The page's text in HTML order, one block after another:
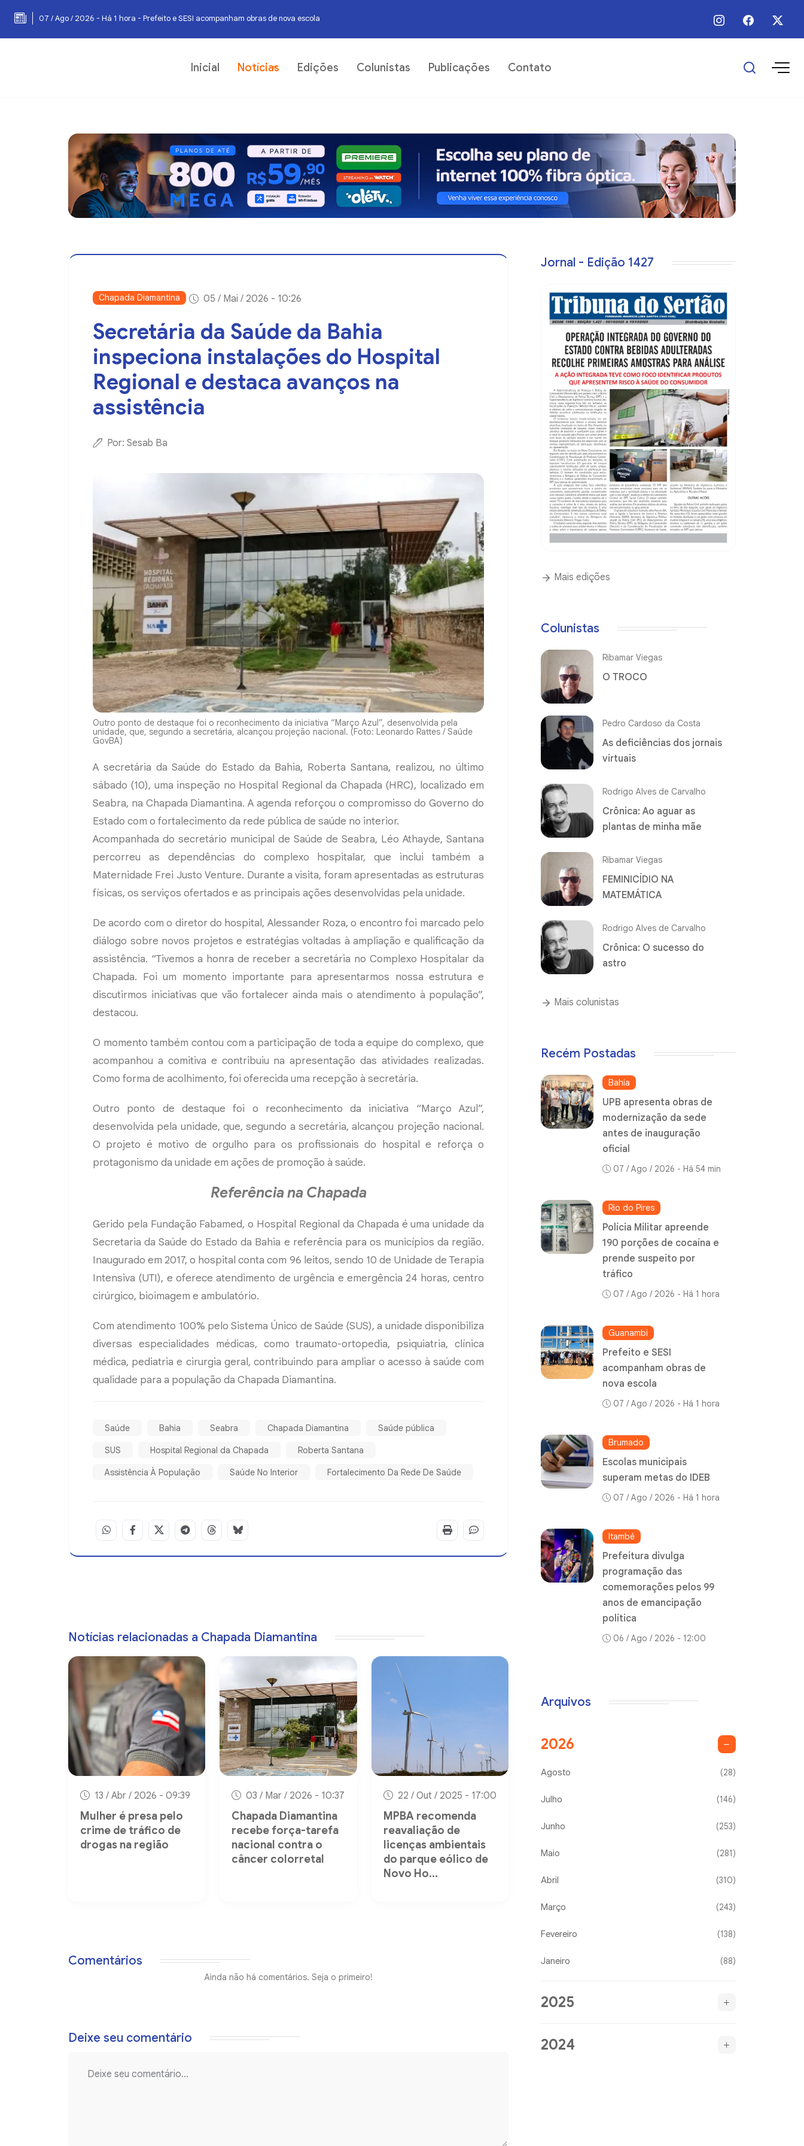
07 / Ago / 2026 - Há 1 hora - Prefeito e SESI acompanham obras de nova escola
07 / Ago / 2026 - Há 1 hora - Escolas municipais superam metas do IDEB 06 / Ago / 2026 - 12:00 - Prefeitura divulga programação das
Inicial Notícias Edições Colunistas Publicações Contato
Chapada Diamantina 05 / Mai / 2026 - 10:26
Secretária da Saúde da Bahia
inspeciona instalações do Hospital
Regional e destaca avanços na
assistência
Por: Sesab Ba
Outro ponto de destaque foi o reconhecimento da iniciativa “Março Azul”, desenvolvida pela
unidade, que, segundo a secretária, alcançou projeção nacional. (Foto: Leonardo Rattes / Saúde
GovBA)
A secretária da Saúde do Estado da Bahia, Roberta Santana, realizou, no último
sábado (10), uma inspeção no Hospital Regional da Chapada (HRC), localizado em
Seabra, na Chapada Diamantina. A agenda reforçou o compromisso do Governo do
Estado com o fortalecimento da rede pública de saúde no interior.
Acompanhada do secretário municipal de Saúde de Seabra, Léo Athayde, Santana
percorreu as dependências do complexo hospitalar, que inclui também a
Maternidade Frei Justo Venture. Durante a visita, foram apresentadas as estruturas
físicas, os serviços ofertados e as principais ações desenvolvidas pela unidade.
De acordo com o diretor do hospital, Alessander Roza, o encontro foi marcado pelo
diálogo sobre novos projetos e estratégias voltadas à ampliação e qualificação da
assistência. “Tivemos a honra de receber a secretária no Complexo Hospitalar da
Chapada. Foi um momento importante para apresentarmos nossa estrutura e
discutirmos iniciativas que vão fortalecer ainda mais o atendimento à população”,
destacou.
O momento também contou com a participação de toda a equipe do complexo, que
acompanhou a comitiva e contribuiu na apresentação das atividades realizadas.
Como forma de acolhimento, foi oferecida uma recepção à secretária.
Outro ponto de destaque foi o reconhecimento da iniciativa “Março Azul”,
desenvolvida pela unidade, que, segundo a secretária, alcançou projeção nacional.
O projeto é motivo de orgulho para os profissionais do hospital e reforça o
protagonismo da unidade em ações de promoção à saúde.
Referência na Chapada
Gerido pela Fundação Fabamed, o Hospital Regional da Chapada é uma unidade da
Secretaria da Saúde do Estado da Bahia e referência para os municípios da região.
Inaugurado em 2017, o hospital conta com 96 leitos, sendo 10 de Unidade de Terapia
Intensiva (UTI), e oferece atendimento de urgência e emergência 24 horas, centro
cirúrgico, bioimagem e ambulatório.
Com atendimento 100% pelo Sistema Único de Saúde (SUS), a unidade disponibiliza
diversas especialidades médicas, como traumato-ortopedia, psiquiatria, clínica
médica, pediatria e cirurgia geral, contribuindo para ampliar o acesso à saúde com
qualidade para a população da Chapada Diamantina.
Saúde Bahia Seabra Chapada Diamantina Saúde pública
SUS Hospital Regional da Chapada Roberta Santana
Assistência À População Saúde No Interior Fortalecimento Da Rede De Saúde
Notícias relacionadas a Chapada Diamantina
13 / Abr / 2026 - 09:39
Mulher é presa pelo
crime de tráfico de
drogas na região
03 / Mar / 2026 - 10:37
Chapada Diamantina
recebe força-tarefa
nacional contra o
câncer colorretal
22 / Out / 2025 - 17:00
MPBA recomenda
reavaliação de
licenças ambientais
do parque eólico de
Novo Ho...
Comentários
Ainda não há comentários. Seja o primeiro!
Deixe seu comentário
Jornal - Edição 1427
Mais edições
Colunistas
Ribamar Viegas
O TROCO
Pedro Cardoso da Costa
As deficiências dos jornais
virtuais
Rodrigo Alves de Carvalho
Crônica: Ao aguar as
plantas de minha mãe
Ribamar Viegas
FEMINICÍDIO NA
MATEMÁTICA
Rodrigo Alves de Carvalho
Crônica: O sucesso do
astro
Mais colunistas
Recém Postadas
Bahia
UPB apresenta obras de
modernização da sede
antes de inauguração
oficial
07 / Ago / 2026 - Há 54 min
Rio do Pires
Polícia Militar apreende
190 porções de cocaína e
prende suspeito por
tráfico
07 / Ago / 2026 - Há 1 hora
Guanambi
Prefeito e SESI
acompanham obras de
nova escola
07 / Ago / 2026 - Há 1 hora
Brumado
Escolas municipais
superam metas do IDEB
07 / Ago / 2026 - Há 1 hora
Itambé
Prefeitura divulga
programação das
comemorações pelos 99
anos de emancipação
política
06 / Ago / 2026 - 12:00
Arquivos
2026
Agosto (28)
Julho (146)
Junho (253)
Maio (281)
Abril (310)
Março (243)
Fevereiro (138)
Janeiro (88)
2025
2024